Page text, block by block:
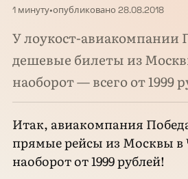
1 минуту•опубликовано 28.08.2018
У лоукост-авиакомпании
дешевые билеты из
наоборот — всего от 1999
Итак, авиакомпания
прямые рейсы из Москвы
наоборот от 1999 рублей!